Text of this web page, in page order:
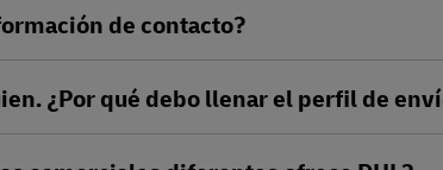
de contacto?
¿Por qué debo llenar el perfil de